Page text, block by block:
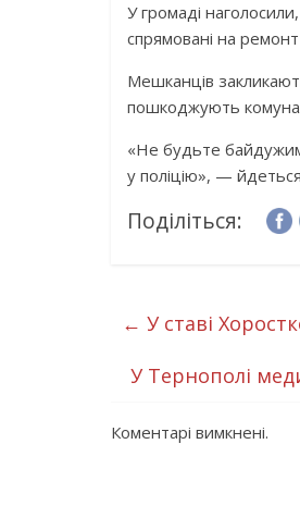
У громаді
спрямовані на
Мешканців
пошкоджують
«Не будьте
у поліцію», —
Поділіться:
← У ставі
У Тернополі
Коментарі вимкнені.